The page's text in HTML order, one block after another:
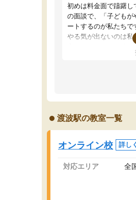
初めは料金面で躊躇し
の面談で、「子ども
ートするのが私たちで
やる気が出ないのは私
言ってくださり、確
て入塾しました。英
い通り、少しずつ成績
くなってきたので、
お願いしました。来
っています。
渡波駅の教室一覧
オンライン校 詳し
対応エリア 全